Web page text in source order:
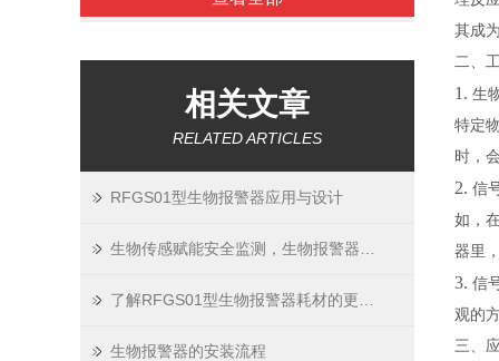
相关文章
RELATED ARTICLES
RFGS01型生物报警器应用与设计
生物报警器的安装流程
其成
二、
1. 生
特定
时，
2. 信
如，
器里
3. 信
观的
三、